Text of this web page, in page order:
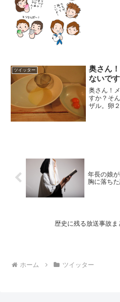
ツイッター
奥さん
ないで
奥さん！
すか？そ
ザル。卵
年長の娘
胸に落ち
歴史に残る放送事故ま
ホーム ツイッター